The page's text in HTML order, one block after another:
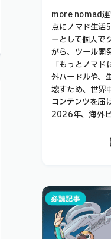
more nomad運
点にノマド生活
ーとして個人で
がら、ツール開
「もっとノマ
外ハードルや、
壊すため、世界
コンテンツを届
2026年、海外